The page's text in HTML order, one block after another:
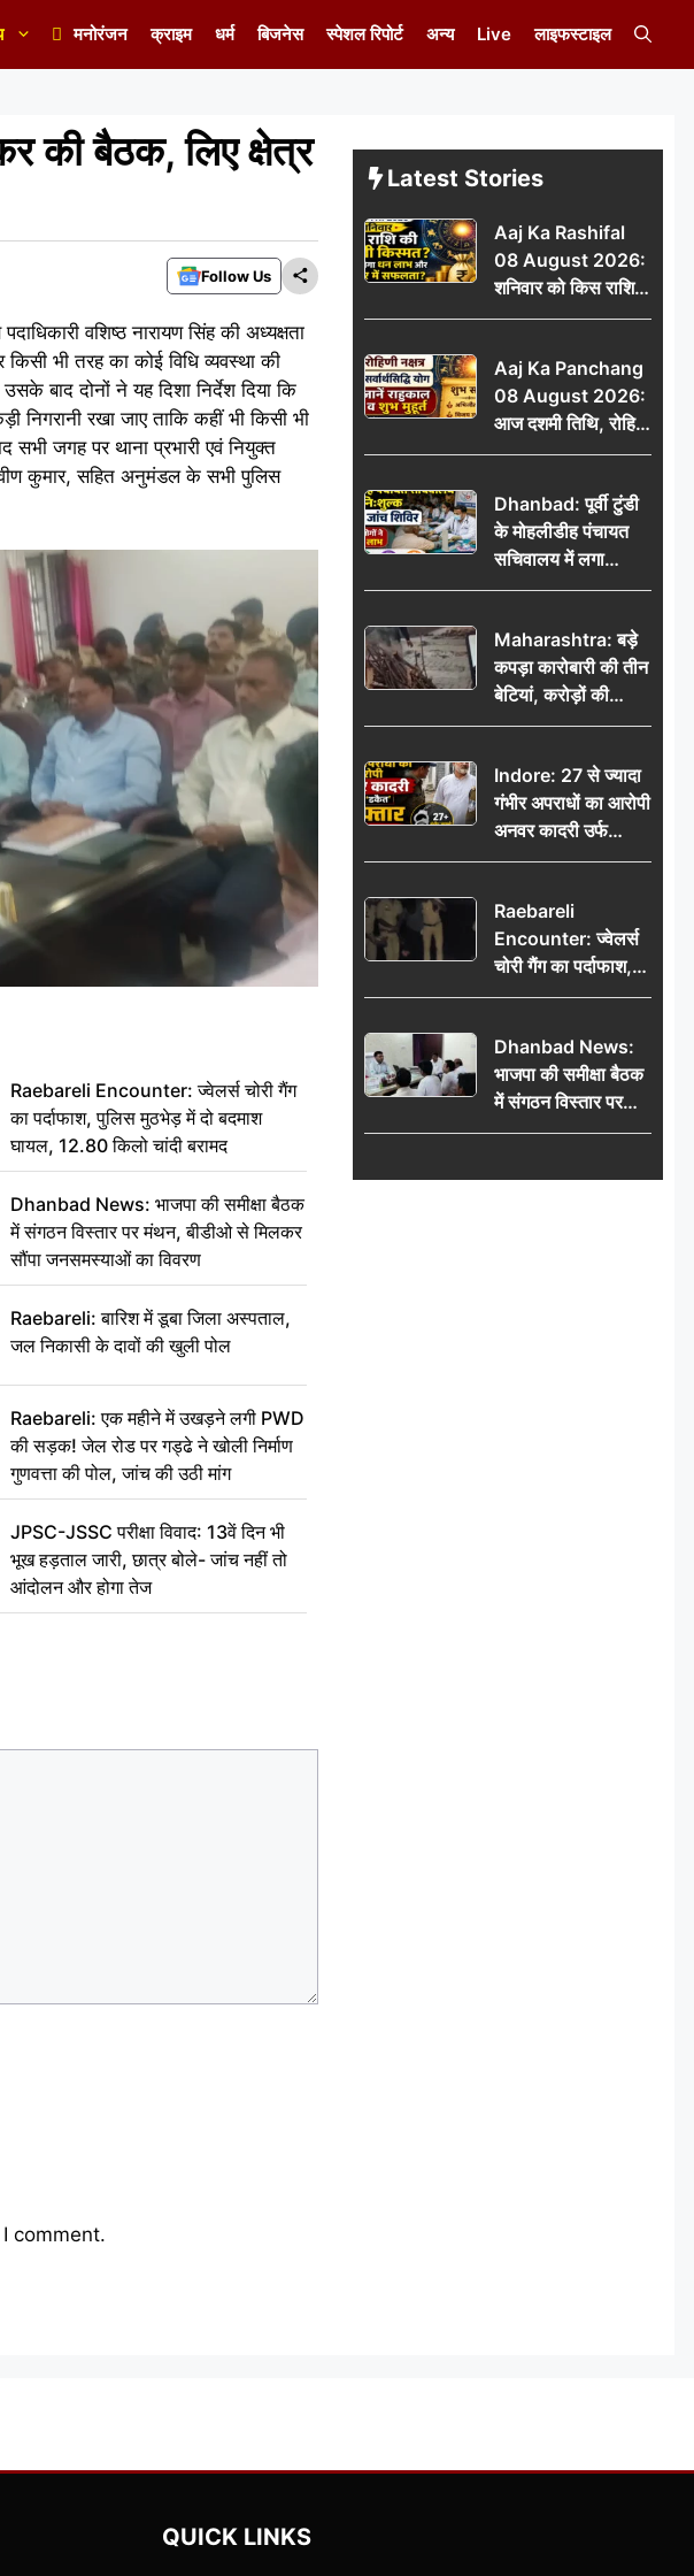
मनोरंजन क्राइम धर्म बिजनेस स्पेशल रिपोर्ट अन्य Live लाइफस्टाइल
की बैठक, लिए क्षेत्र
Follow Us
वशिष्ठ नारायण सिंह की अध्यक्षता
भी तरह का कोई विधि व्यवस्था की
बाद दोनों ने यह दिशा निर्देश दिया कि
निगरानी रखा जाए ताकि कहीं भी किसी भी
जगह पर थाना प्रभारी एवं नियुक्त
कुमार, सहित अनुमंडल के सभी पुलिस
Raebareli Encounter: ज्वेलर्स चोरी गैंग
का पर्दाफाश, पुलिस मुठभेड़ में दो बदमाश
घायल, 12.80 किलो चांदी बरामद
Dhanbad News: भाजपा की समीक्षा बैठक
में संगठन विस्तार पर मंथन, बीडीओ से मिलकर
सौंपा जनसमस्याओं का विवरण
Raebareli: बारिश में डूबा जिला अस्पताल,
जल निकासी के दावों की खुली पोल
Raebareli: एक महीने में उखड़ने लगी PWD
की सड़क! जेल रोड पर गड्ढे ने खोली निर्माण
गुणवत्ता की पोल, जांच की उठी मांग
JPSC-JSSC परीक्षा विवाद: 13वें दिन भी
भूख हड़ताल जारी, छात्र बोले- जांच नहीं तो
आंदोलन और होगा तेज
comment.
Latest Stories
Aaj Ka Rashifal
08 August 2026:
शनिवार को किस राशि
की चमकेगी किस्मत,
और करियर में सफलता?
Aaj Ka Panchang
08 August 2026:
आज दशमी तिथि, रोहिणी
नक्षत्र और सर्वार्थसिद्धि
शुभ मुहूर्त
Dhanbad: पूर्वी टुंडी
के मोहलीडीह पंचायत
सचिवालय में लगा
निःशुल्क स्वास्थ्य जांच
उठाया लाभ
Maharashtra: बड़े
कपड़ा कारोबारी की तीन
बेटियां, करोड़ों की
कमाई… फिर भी पिता
अंतिम दिन, 5100 रुपये
भेजकर कहा– अंतिम
संस्कार कर दीजिए हम
नहीं आ पाएंगे
Indore: 27 से ज्यादा
गंभीर अपराधों का आरोपी
अनवर कादरी उर्फ
‘डकैत’ गिरफ्तार, इंदौर
Raebareli
Encounter: ज्वेलर्स
चोरी गैंग का पर्दाफाश,
पुलिस मुठभेड़ में दो
किलो चांदी बरामद
Dhanbad News:
भाजपा की समीक्षा बैठक
में संगठन विस्तार पर
मंथन, बीडीओ से
जनसमस्याओं का विवरण
QUICK LINKS